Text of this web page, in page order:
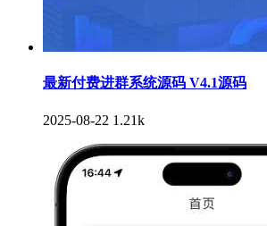
最新付费进群系统源码 V4.1源码
2025-08-22 1.21k